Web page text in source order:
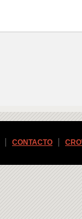
CONTACTO